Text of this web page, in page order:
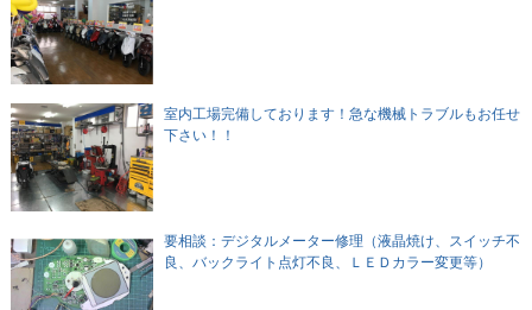
室内工場完備しております！急な機械トラブルもお任せ
下さい！！
要相談：デジタルメーター修理（液晶焼け、スイッチ不
良、バックライト点灯不良、ＬＥＤカラー変更等）